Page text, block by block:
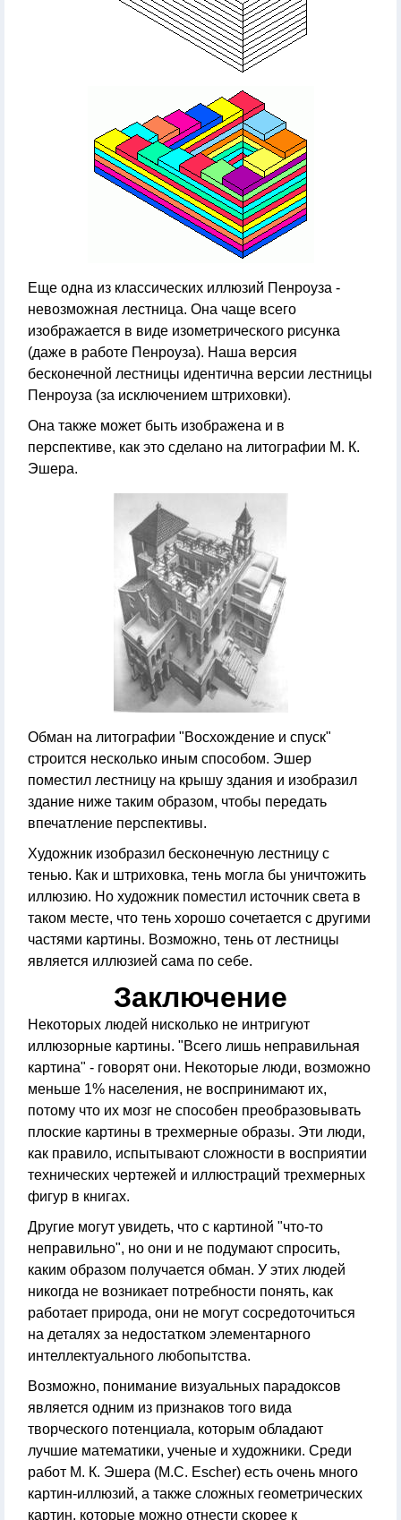
Еще одна из классических иллюзий Пенроуза -
невозможная лестница. Она чаще всего
изображается в виде изометрического рисунка
(даже в работе Пенроуза). Наша версия
бесконечной лестницы идентична версии лестницы
Пенроуза (за исключением штриховки).
Она также может быть изображена и в
перспективе, как это сделано на литографии М. К.
Эшера.
Обман на литографии "Восхождение и спуск"
строится несколько иным способом. Эшер
поместил лестницу на крышу здания и изобразил
здание ниже таким образом, чтобы передать
впечатление перспективы.
Художник изобразил бесконечную лестницу с
тенью. Как и штриховка, тень могла бы уничтожить
иллюзию. Но художник поместил источник света в
таком месте, что тень хорошо сочетается с другими
частями картины. Возможно, тень от лестницы
является иллюзией сама по себе.
Заключение
Некоторых людей нисколько не интригуют
иллюзорные картины. "Всего лишь неправильная
картина" - говорят они. Некоторые люди, возможно
меньше 1% населения, не воспринимают их,
потому что их мозг не способен преобразовывать
плоские картины в трехмерные образы. Эти люди,
как правило, испытывают сложности в восприятии
технических чертежей и иллюстраций трехмерных
фигур в книгах.
Другие могут увидеть, что с картиной "что-то
неправильно", но они и не подумают спросить,
каким образом получается обман. У этих людей
никогда не возникает потребности понять, как
работает природа, они не могут сосредоточиться
на деталях за недостатком элементарного
интеллектуального любопытства.
Возможно, понимание визуальных парадоксов
является одним из признаков того вида
творческого потенциала, которым обладают
лучшие математики, ученые и художники. Среди
работ М. К. Эшера (M.C. Escher) есть очень много
картин-иллюзий, а также сложных геометрических
картин, которые можно отнести скорее к